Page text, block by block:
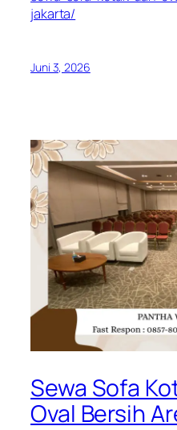
jakarta/
Juni 3, 2026
Sewa Sofa
Oval Bersih